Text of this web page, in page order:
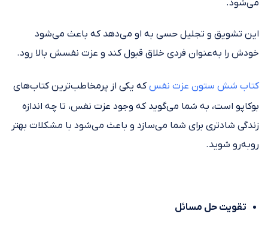
می‌شود.
این تشویق و تجلیل حسی به او می‌دهد که باعث می‌شود
خودش را به‌عنوان فردی خلاق قبول کند و عزت نفسش بالا رود.
کتاب شش ستون عزت نفسکه یکی از پرمخاطب‌ترین کتاب‌های
بوکاپو است، به شما می‌گوید که وجود عزت نفس، تا چه اندازه
زندگی شادتری برای شما می‌سازد و باعث می‌شود با مشکلات بهتر
روبه‌رو شوید.
تقویت حل مسائل